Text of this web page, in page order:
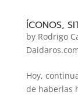
ÍCONOS,
by Rodrigo
Hoy,
de haberlas